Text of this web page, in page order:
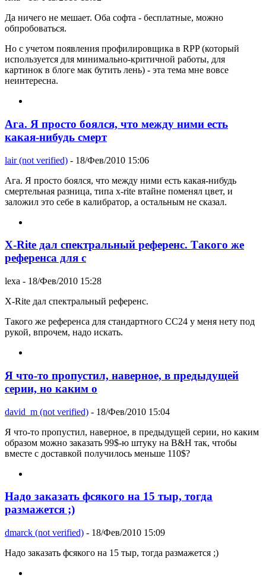
Да ничего не мешает. Оба софта - бесплатные, можно
обпробоваться.
Но с учетом появления профилировщика в RPP (который
используется для минимально-критичной работы, для
картинок в блоге мак бутить лень) - эта тема мне вовсе
неинтересна.
Ага. Я просто боялся, что между ними есть
какая-нибудь смерт
lair (not verified) - 18/Фев/2010 15:06
Ага. Я просто боялся, что между ними есть какая-нибудь
смертельная разница, типа x-rite втайне поменял цвет, и
заложил это себе в калибратор, а остальным не сказал.
X-Rite дал спектральный референс. Такого же
референса для с
lexa - 18/Фев/2010 15:28
X-Rite дал спектральный референс.
Такого же референса для стандартного CC24 у меня нету под
рукой, впрочем, надо искать.
Я что-то пропустил, наверное, в предыдущей
серии, но каким о
david_m (not verified) - 18/Фев/2010 15:04
Я что-то пропустил, наверное, в предыдущей серии, но каким
образом можно заказать 99$-ю штуку на B&H так, чтобы
вместе с доставкой получилось меньше 110$?
Надо заказать фсякого на 15 тыр, тогда
размажется ;)
dmarck (not verified) - 18/Фев/2010 15:09
Надо заказать фсякого на 15 тыр, тогда размажется ;)